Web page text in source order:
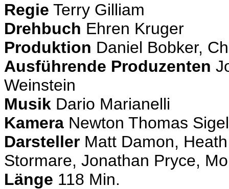
Regie Terry Gilliam
Drehbuch Ehren Kruger
Produktion Daniel Bobker,
Ausführende Produzenten
Weinstein
Musik Dario Marianelli
Kamera Newton Thomas Sigel
Darsteller Matt Damon,
Stormare, Jonathan Pryce,
Länge 118 Min.